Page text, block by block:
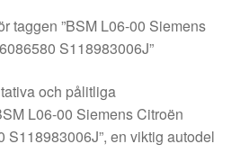
taggen ”BSM L06-00 Siemens
S118983006J”
och pålitliga
L06-00 Siemens Citroën
S118983006J”, en viktig autodel